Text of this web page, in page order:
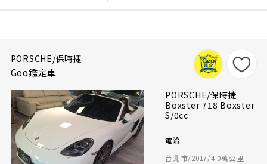
PORSCHE/保時捷
Goo鑑定車
PORSCHE/保時捷
Boxster 718 Boxster
S/0cc
電洽
台北市/2017/4.0萬公里